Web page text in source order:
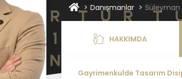
Danışmanlar Süleyman
HAKKIMDA
Gayrimenkulde Tasarım